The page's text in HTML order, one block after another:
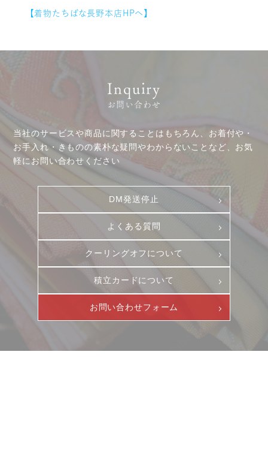
クーリングオフ
よくある質問
積立カード
プライバシーポリシー
古物営業法に基づく表示
中途・パート
【着物たちばな長野本店HPへ】
Inquiry
お問い合わせ
当社のサービスや商品に関することはもちろん、お着付や・
お手入れ・きものの素朴な疑問やわからないことなど、お気
軽にお問い合わせください
DM発送停止
よくある質問
クーリングオフについて
積立カードについて
お問い合わせフォーム